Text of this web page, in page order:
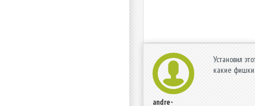
andre-
Установил
какие фишки